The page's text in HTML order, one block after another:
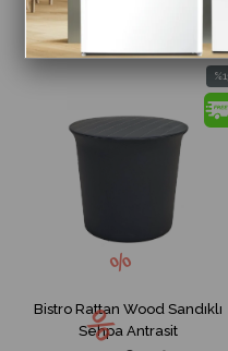
Bistro Rattan Wood Sandıklı
Sehpa Antrasit